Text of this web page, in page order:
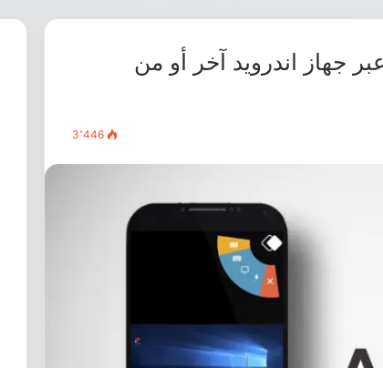
جهاز اندرويد آخر أو من
3٬446